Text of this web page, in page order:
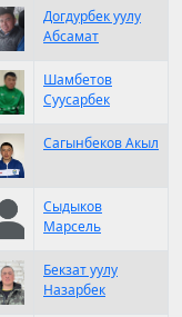
Догдурбек уулу
Абсамат
Шамбетов
Суусарбек
Сагынбеков Акыл
Сыдыков
Марсель
Бекзат уулу
Назарбек